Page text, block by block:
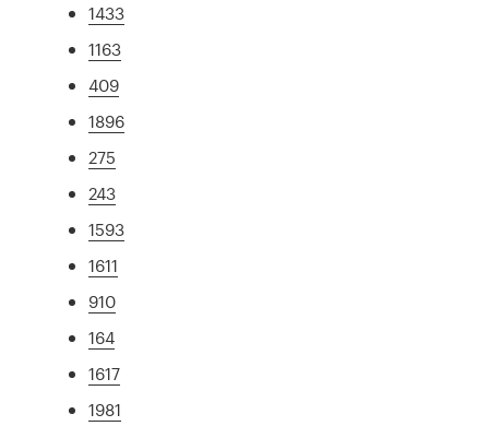
1433
1163
409
1896
275
243
1593
1611
910
164
1617
1981